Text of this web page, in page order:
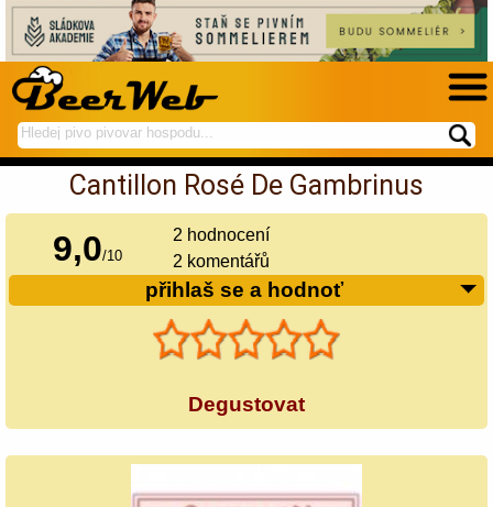
hledej
na
BeerWeb
spustí
hledání
Cantillon Rosé De Gambrinus
9,0/10
2 hodnocení
2 komentářů
přihlaš se a hodnoť
Degustovat